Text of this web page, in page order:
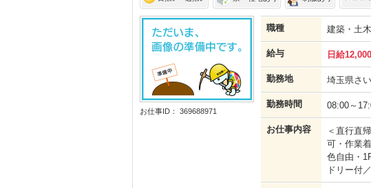
お仕事ID： 369688971
職種 建築・土
給与 日給
勤務地 埼玉県さ
勤務時間 08:00～
お仕事内容
＜直行直
可・作業
色自由・
ドリー付